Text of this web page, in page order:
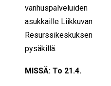
vanhuspalveluiden
asukkaille Liikkuvan
Resurssikeskuksen
pysäkillä.
MISSÄ: To 21.4.